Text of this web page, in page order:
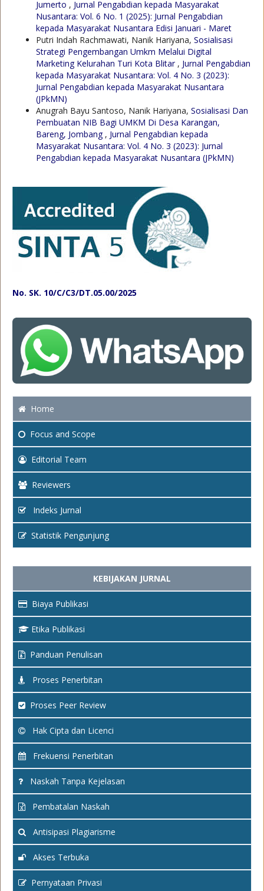
Jumerto , Jurnal Pengabdian kepada Masyarakat
Nusantara: Vol. 6 No. 1 (2025): Jurnal Pengabdian
kepada Masyarakat Nusantara Edisi Januari - Maret
Putri Indah Rachmawati, Nanik Hariyana, Sosialisasi
Strategi Pengembangan Umkm Melalui Digital
Marketing Kelurahan Turi Kota Blitar , Jurnal Pengabdian
kepada Masyarakat Nusantara: Vol. 4 No. 3 (2023):
Jurnal Pengabdian kepada Masyarakat Nusantara
(JPkMN)
Anugrah Bayu Santoso, Nanik Hariyana, Sosialisasi Dan
Pembuatan NIB Bagi UMKM Di Desa Karangan,
Bareng, Jombang , Jurnal Pengabdian kepada
Masyarakat Nusantara: Vol. 4 No. 3 (2023): Jurnal
Pengabdian kepada Masyarakat Nusantara (JPkMN)
No. SK. 10/C/C3/DT.05.00/2025
Home
Focus and Scope
Editorial Team
Reviewers
Indeks Jurnal
Statistik Pengunjung
KEBIJAKAN JURNAL
Biaya Publikasi
Etika Publikasi
Panduan Penulisan
Proses Penerbitan
Proses Peer Review
Hak Cipta dan Licenci
Frekuensi Penerbitan
Naskah Tanpa Kejelasan
Pembatalan Naskah
Antisipasi Plagiarisme
Akses Terbuka
Pernyataan Privasi